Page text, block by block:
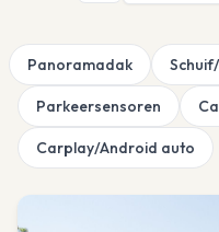
Panoramadak
Parkeersensoren
Carplay/Android auto